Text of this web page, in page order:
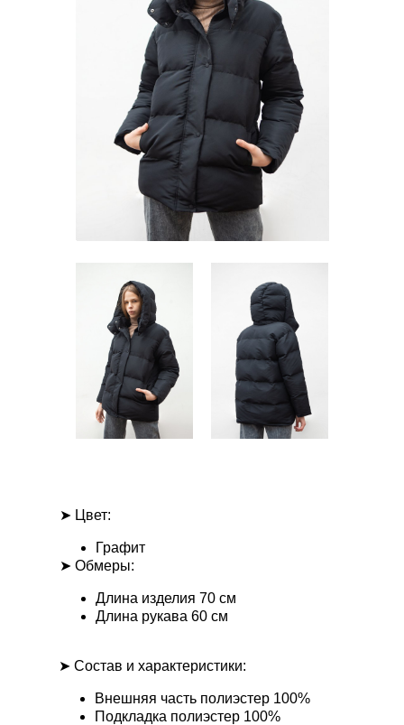
➤ Цвет:
Графит
➤ Обмеры:
Длина изделия 70 см
Длина рукава 60 см
➤ Состав и характеристики:
Внешняя часть полиэстер 100%
Подкладка полиэстер 100%